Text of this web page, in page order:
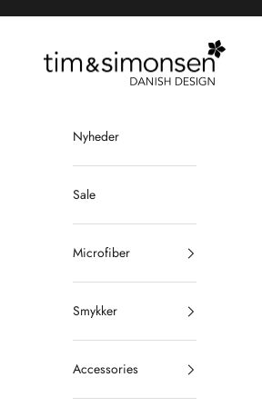
Tim & Simonsen
Nyheder
Sale
Microfiber
Smykker
Accessories